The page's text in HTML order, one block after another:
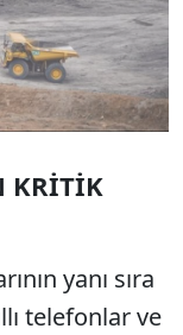
KRİTİK
yanı sıra
telefonlar ve